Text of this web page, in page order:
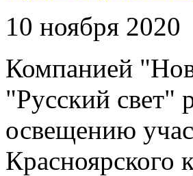
10 ноября 2020
Компанией
"Русский свет"
освещению
Красноярского